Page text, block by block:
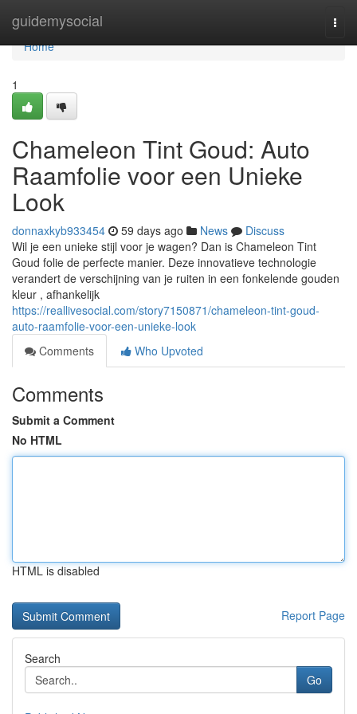
guidemysocial
Home
Home
1
Chameleon Tint Goud: Auto
Raamfolie voor een Unieke
Look
donnaxkyb933454 59 days ago News
Discuss
Wil je een unieke stijl voor je wagen? Dan is Chameleon Tint
Goud folie de perfecte manier. Deze innovatieve technologie
verandert de verschijning van je ruiten in een fonkelende gouden
kleur , afhankelijk
https://reallivesocial.com/story7150871/chameleon-tint-goud-
auto-raamfolie-voor-een-unieke-look
Comments
Who Upvoted
Comments
Submit a Comment
No HTML
HTML is disabled
Report Page
Search
Go